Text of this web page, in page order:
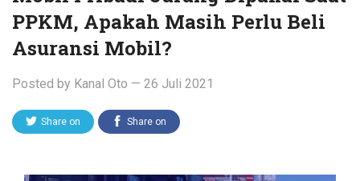
PPKM, Apakah Masih Perlu Beli
Asuransi Mobil?
Posted by Kanal Oto — 26 Juli 2021
Share on Share on